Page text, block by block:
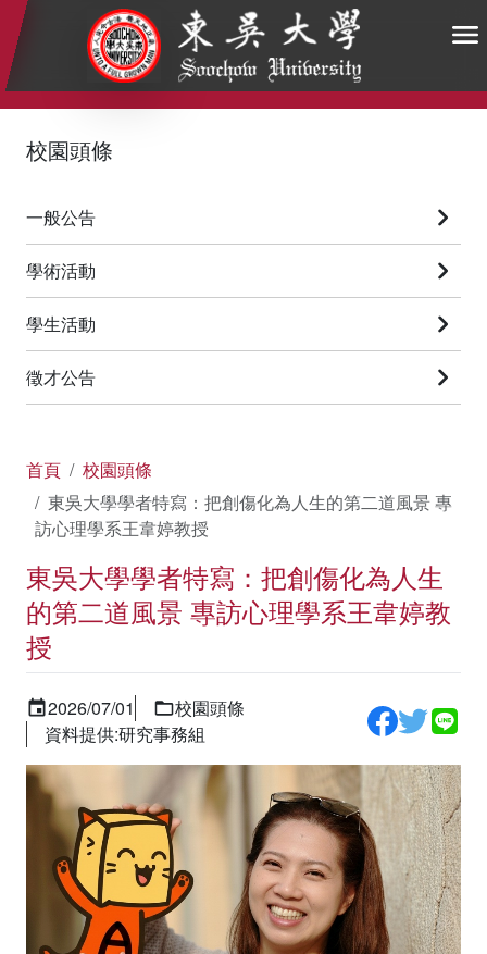
:::
校園頭條
一般公告
學術活動
學生活動
徵才公告
首頁
校園頭條
東吳大學學者特寫：把創傷化為人生的第二道風景 專
訪心理學系王韋婷教授
東吳大學學者特寫：把創傷化為人生
的第二道風景 專訪心理學系王韋婷教
授
2026/07/01
校園頭條
資料提供:研究事務組